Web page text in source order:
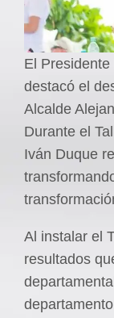
El
destacó el
Alcalde
Durante el
Iván Duque
Al instalar el
resultados